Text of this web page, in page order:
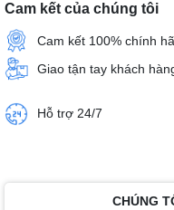
Cam kết của chúng tôi
Cam kết 100% chính
Giao tận tay khách
Hỗ trợ 24/7
CHÚNG